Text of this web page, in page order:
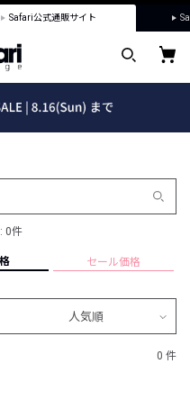
Safari公式通販サイト
0件
セール価格
人気順
0 件